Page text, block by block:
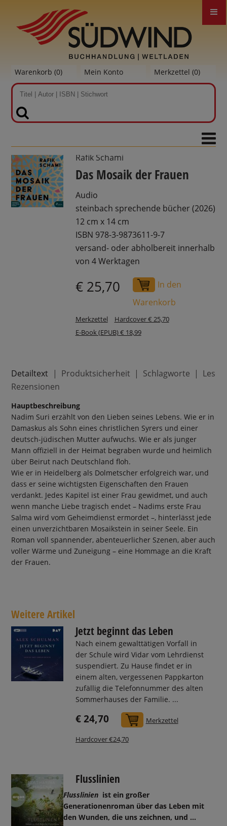
Warenkorb (0) Mein Konto Merkzettel (0)
Rafik Schami
Das Mosaik der Frauen
Audio
steinbach sprechende bücher (2026)
12 cm x 14 cm
ISBN 978-3-9873611-9-7
versand- oder abholbereit innerhalb
von 4 Werktagen
€ 25,70
In den
Warenkorb
Merkzettel
Hardcover € 25,70
E-Book (EPUB) € 18,99
Detailtext Produktsicherheit Schlagworte
Rezensionen
Hauptbeschreibung
Nadim Suri erzählt von den Lieben seines Lebens. Wie er in
Damaskus als Sohn eines christlichen Syrers und einer
deutsch-jüdischen Mutter aufwuchs. Wie er als junger
Mann offiziell in der Heimat begraben wurde und heimlich
über Beirut nach Deutschland floh.
Wie er in Heidelberg als Dolmetscher erfolgreich war, und
dass er seine wichtigsten Eigenschaften den Frauen
verdankt. Jedes Kapitel ist einer Frau gewidmet, und auch
wenn manche Liebe tragisch endet – Nadims erste Frau
Salma wird vom Geheimdienst ermordet –, hinterlässt jede
einen unverzichtbaren Mosaikstein in seiner Seele. Ein
Roman voll spannender, abenteuerlicher Szenen, aber auch
voller Wärme und Zuneigung – eine Hommage an die Kraft
der Frauen.
Weitere Artikel
Jetzt beginnt das Leben
Nach einem gewalttätigen Vorfall in
der Schule wird Vidar vom Lehrdienst
suspendiert. Zu Hause findet er in
einem alten, vergessenen Pappkarton
zufällig die Telefonnummer des alten
Sommerhauses der Familie. ...
€ 24,70 In den Warenkorb
Merkzettel
Hardcover €24,70
Flusslinien
Flusslinienist ein großer
Generationenroman über das Leben mit
den Wunden, die uns zeichnen, und ...